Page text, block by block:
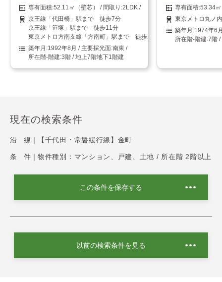
52.11㎡（壁芯）
2LDK
京王線「代田橋」駅まで 徒歩7分
京王線「笹塚」駅まで 徒歩11分
東京メトロ方南支線「方南町」駅まで 徒歩15分
1992年8月
南東
3階 / 地上7階地下1階建
53.34
東京メトロ丸ノ
1974年6
7階 /
現在の検索条件
沿 線｜ 【千代田・常磐緩行線】金町
条 件｜ 物件種別：マンション、戸建、土地 / 所在階 2階以上
この条件を保存する
以前の検索条件を見る